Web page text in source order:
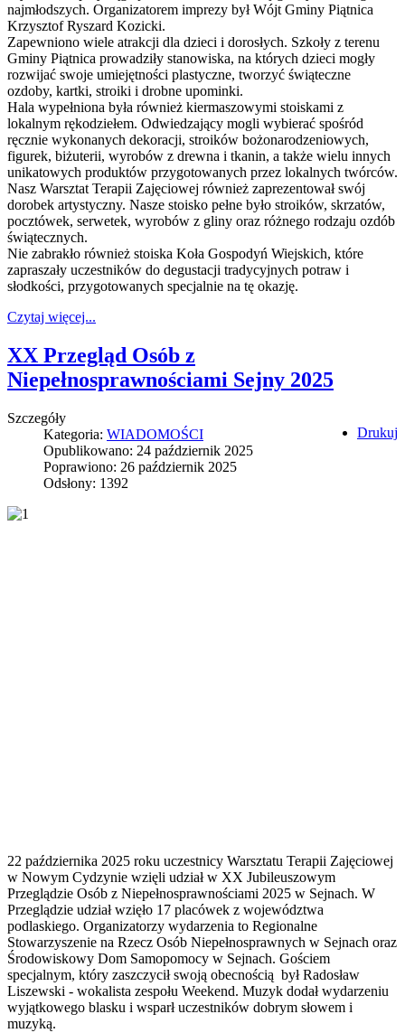
najmłodszych. Organizatorem imprezy był Wójt Gminy Piątnica
Krzysztof Ryszard Kozicki.
Zapewniono wiele atrakcji dla dzieci i dorosłych. Szkoły z terenu
Gminy Piątnica prowadziły stanowiska, na których dzieci mogły
rozwijać swoje umiejętności plastyczne, tworzyć świąteczne
ozdoby, kartki, stroiki i drobne upominki.
Hala wypełniona była również kiermaszowymi stoiskami z
lokalnym rękodziełem. Odwiedzający mogli wybierać spośród
ręcznie wykonanych dekoracji, stroików bożonarodzeniowych,
figurek, biżuterii, wyrobów z drewna i tkanin, a także wielu innych
unikatowych produktów przygotowanych przez lokalnych twórców.
Nasz Warsztat Terapii Zajęciowej również zaprezentował swój
dorobek artystyczny. Nasze stoisko pełne było stroików, skrzatów,
pocztówek, serwetek, wyrobów z gliny oraz różnego rodzaju ozdób
świątecznych.
Nie zabrakło również stoiska Koła Gospodyń Wiejskich, które
zapraszały uczestników do degustacji tradycyjnych potraw i
słodkości, przygotowanych specjalnie na tę okazję.
Czytaj więcej...
XX Przegląd Osób z
Niepełnosprawnościami Sejny 2025
Drukuj
Szczegóły
Kategoria: WIADOMOŚCI
Opublikowano: 24 październik 2025
Poprawiono: 26 październik 2025
Odsłony: 1392
22 października 2025 roku uczestnicy Warsztatu Terapii Zajęciowej
w Nowym Cydzynie wzięli udział w XX Jubileuszowym
Przeglądzie Osób z Niepełnosprawnościami 2025 w Sejnach. W
Przeglądzie udział wzięło 17 placówek z województwa
podlaskiego. Organizatorzy wydarzenia to Regionalne
Stowarzyszenie na Rzecz Osób Niepełnosprawnych w Sejnach oraz
Środowiskowy Dom Samopomocy w Sejnach. Gościem
specjalnym, który zaszczycił swoją obecnością był Radosław
Liszewski - wokalista zespołu Weekend. Muzyk dodał wydarzeniu
wyjątkowego blasku i wsparł uczestników dobrym słowem i
muzyką.